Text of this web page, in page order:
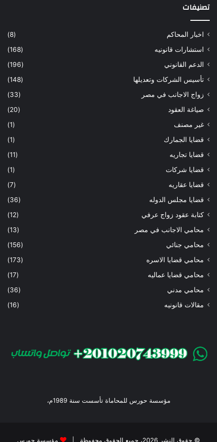
تصنيفات
اخبار المحاكم
(8)
استشارات قانونيه
(168)
الدعم القانوني
(196)
تأسيس الشركات وتعديلها
(148)
زواج الاجانب في مصر
(33)
صياغة العقود
(20)
غير مصنف
(1)
قضايا الجمارك
(1)
قضايا تجاريه
(11)
قضايا شركات
(1)
قضايا عقاريه
(7)
قضايا مجلس الدوله
(36)
كتابة عقود زواج عرفي
(12)
محامي الاجانب في مصر
(13)
محامي جنائي
(156)
محامي قضايا الاسره
(173)
محامي قضايا عماليه
(17)
محامي مدني
(36)
مقالات قانونيه
(16)
مؤسسة حورس للمحاماة تأسست سنة 1989م،
© حقوق النشر 2026، جميع الحقوق محفوظة | مؤسسة حورس